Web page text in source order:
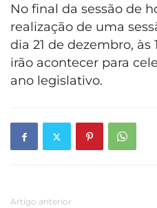
No final da sessão de
realização de uma
dia 21 de dezembro,
irão acontecer para
ano legislativo.
Artigo anterior